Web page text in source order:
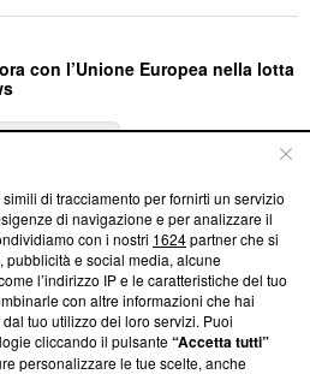
con l’Unione Europea nella lotta
trasparenti su Blasting
e su come ci impegniamo a
afferma la nostra aderenza a
Blasting News non è
ma ha richiesto di farne
ancora effettuato una verifica di
di tracciamento per fornirti un servizio
di navigazione e per analizzare il
con i nostri 1624partner che si
e social media, alcune
l’indirizzo IP e le caratteristiche del tuo
con altre informazioni che hai
tuo utilizzo dei loro servizi. Puoi
cliccando il pulsante“Accetta tutti”
personalizzare le tue scelte, anche